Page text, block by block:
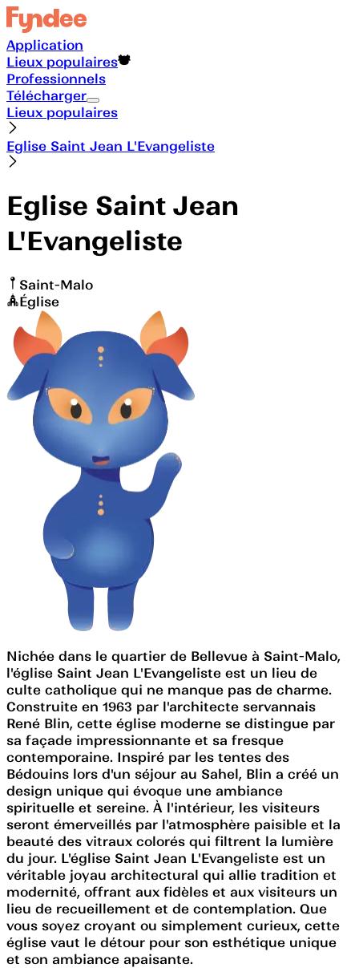
Application
Lieux populaires
Professionnels
Télécharger
Lieux populaires
Eglise Saint Jean L'Evangeliste
Eglise Saint Jean
L'Evangeliste
Saint-Malo
Église
Nichée dans le quartier de Bellevue à Saint-Malo,
l'église Saint Jean L'Evangeliste est un lieu de
culte catholique qui ne manque pas de charme.
Construite en 1963 par l'architecte servannais
René Blin, cette église moderne se distingue par
sa façade impressionnante et sa fresque
contemporaine. Inspiré par les tentes des
Bédouins lors d'un séjour au Sahel, Blin a créé un
design unique qui évoque une ambiance
spirituelle et sereine. À l'intérieur, les visiteurs
seront émerveillés par l'atmosphère paisible et la
beauté des vitraux colorés qui filtrent la lumière
du jour. L'église Saint Jean L'Evangeliste est un
véritable joyau architectural qui allie tradition et
modernité, offrant aux fidèles et aux visiteurs un
lieu de recueillement et de contemplation. Que
vous soyez croyant ou simplement curieux, cette
église vaut le détour pour son esthétique unique
et son ambiance apaisante.